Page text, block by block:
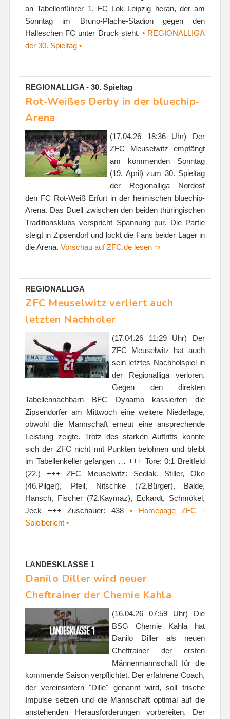
an Tabellenführer 1. FC Lok Leipzig heran, der am
Sonntag im Bruno-Plache-Stadion gegen den
Halleschen FC unter Druck steht. • REGIONALLIGA
der 30. Spieltag •
REGIONALLIGA - 30. Spieltag
Rot-Weißes Derby in der bluechip-
Arena
(17.04.26 18:36 Uhr) Der
ZFC Meuselwitz empfängt
am kommenden Sonntag
(19. April) zum 30. Spieltag
der Regionalliga Nordost
den FC Rot-Weiß Erfurt in der heimischen bluechip-
Arena. Das Duell zwischen den beiden thüringischen
Traditionsklubs verspricht Spannung pur. Die Partie
steigt in Zipsendorf und lockt die Fans beider Lager in
die Arena. Vorschau auf ZFC.de lesen ⇒
REGIONALLIGA
ZFC Meuselwitz verliert auch
letzten Nachholer
(17.04.26 11:29 Uhr) Der
ZFC Meuselwitz hat auch
sein letztes Nachholspiel in
der Regionalliga verloren.
Gegen den direkten
Tabellennachbarn BFC Dynamo kassierten die
Zipsendorfer am Mittwoch eine weitere Niederlage,
obwohl die Mannschaft erneut eine ansprechende
Leistung zeigte. Trotz des starken Auftritts konnte
sich der ZFC nicht mit Punkten belohnen und bleibt
im Tabellenkeller gefangen … +++ Tore: 0:1 Breitfeld
(22.) +++ ZFC Meuselwitz: Sedlak, Stiller, Oke
(46.Pilger), Pfeil, Nitschke (72,Bürger), Balde,
Hansch, Fischer (72.Kaymaz), Eckardt, Schmökel,
Jeck +++ Zuschauer: 438 • Homepage ZFC -
Spielbericht •
LANDESKLASSE 1
Danilo Diller wird neuer
Cheftrainer der Chemie Kahla
(16.04.26 07:59 Uhr) Die
BSG Chemie Kahla hat
Danilo Diller als neuen
Cheftrainer der ersten
Männermannschaft für die
kommende Saison verpflichtet. Der erfahrene Coach,
der vereinsintern "Dille" genannt wird, soll frische
Impulse setzen und die Mannschaft optimal auf die
anstehenden Herausforderungen vorbereiten. Der